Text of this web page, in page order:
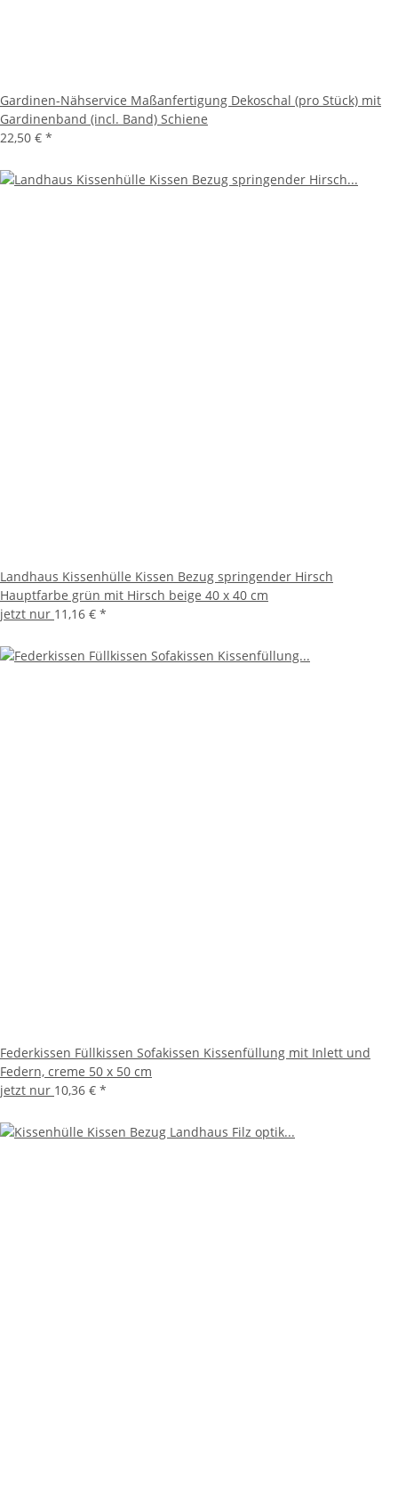
Gardinen-Nähservice Maßanfertigung Dekoschal (pro Stück) mit
Gardinenband (incl. Band) Schiene
22,50 € *
Landhaus Kissenhülle Kissen Bezug springender Hirsch
Hauptfarbe grün mit Hirsch beige 40 x 40 cm
jetzt nur 11,16 € *
Federkissen Füllkissen Sofakissen Kissenfüllung mit Inlett und
Federn, creme 50 x 50 cm
jetzt nur 10,36 € *